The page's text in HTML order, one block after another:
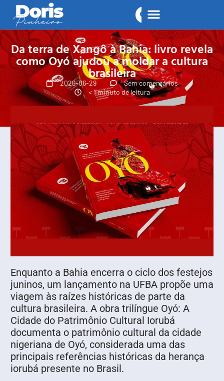
Da terra de Xangô à Bahia: livro revela
como Oyó ajudou a moldar a cultura
brasileira
2026-06-29
Sem comentários
< 1 minuto de leitura
Enquanto a Bahia encerra o ciclo dos festejos
juninos, um lançamento na UFBA propõe uma
viagem às raízes históricas de parte da
cultura brasileira. A obra trilíngue Oyó: A
Cidade do Patrimônio Cultural Iorubá
documenta o patrimônio cultural da cidade
nigeriana de Oyó, considerada uma das
principais referências históricas da herança
iorubá presente no Brasil.